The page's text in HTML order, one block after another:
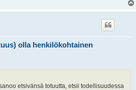
olla henkilökohtainen
etsivänsä totuutta, etsii todellisuudessa